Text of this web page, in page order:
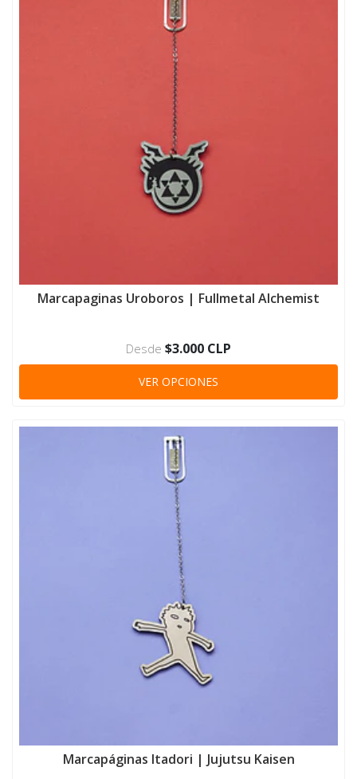
Marcapaginas Uroboros | Fullmetal Alchemist
Desde $3.000 CLP
VER OPCIONES
Marcapáginas Itadori | Jujutsu Kaisen